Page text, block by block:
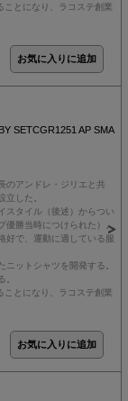
ことになり、ラコステ創業
SETCGR1251 AP SMA
のアンドレ・ジリエと共
した。
スタイル（後述）からつい
優勝当時につけられた）。
好で、運動に適している服
ットシャツを開発する。
。
ことになり、ラコステ創業